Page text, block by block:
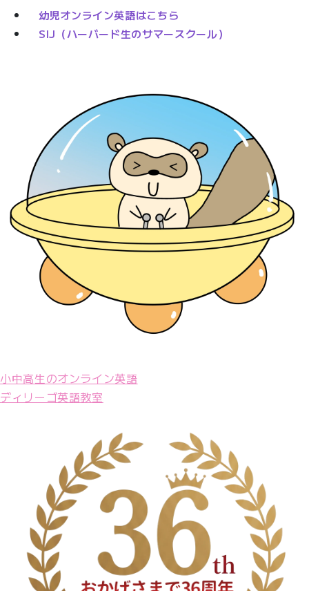
幼児オンライン英語はこちら
SIJ（ハーバード生のサマースクール）
小中高生のオンライン英語
ディリーゴ英語教室